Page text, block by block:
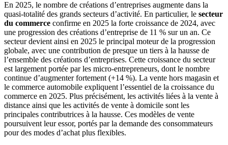
En 2025, le nombre de créations d’entreprises augmente dans la
quasi-totalité des grands secteurs d’activité. En particulier, le secteur
du commerce confirme en 2025 la forte croissance de 2024, avec
une progression des créations d’entreprise de 11 % sur un an. Ce
secteur devient ainsi en 2025 le principal moteur de la progression
globale, avec une contribution de presque un tiers à la hausse de
l’ensemble des créations d’entreprises. Cette croissance du secteur
est largement portée par les micro‑entrepreneurs, dont le nombre
continue d’augmenter fortement (+14 %). La vente hors magasin et
le commerce automobile expliquent l’essentiel de la croissance du
commerce en 2025. Plus précisément, les activités liées à la vente à
distance ainsi que les activités de vente à domicile sont les
principales contributrices à la hausse. Ces modèles de vente
poursuivent leur essor, portés par la demande des consommateurs
pour des modes d’achat plus flexibles.